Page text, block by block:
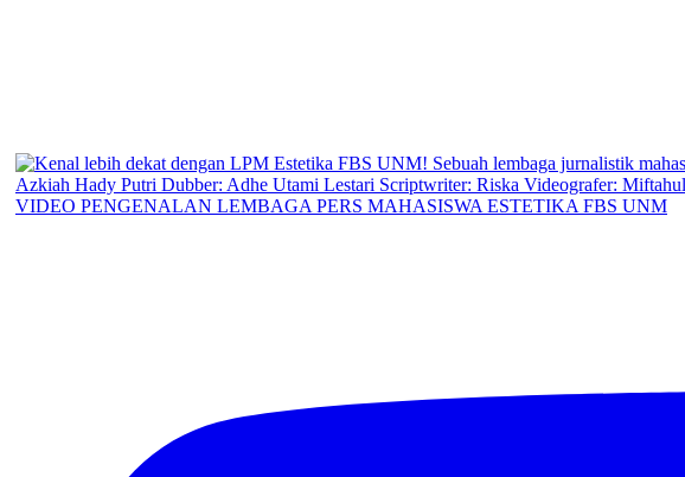
VIDEO PENGENALAN LEMBAGA PERS MAHASISWA ESTETIKA FBS UNM